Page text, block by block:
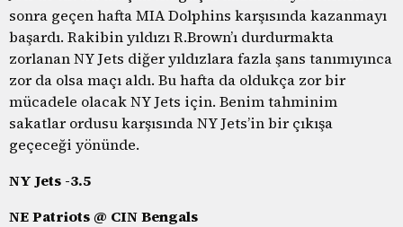
sonra geçen hafta MIA Dolphins karşısında kazanmayı
başardı. Rakibin yıldızı R.Brown’ı durdurmakta
zorlanan NY Jets diğer yıldızlara fazla şans tanımıyınca
zor da olsa maçı aldı. Bu hafta da oldukça zor bir
mücadele olacak NY Jets için. Benim tahminim
sakatlar ordusu karşısında NY Jets’in bir çıkışa
geçeceği yönünde.
NY Jets -3.5
NE Patriots @ CIN Bengals